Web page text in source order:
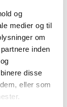
og
medier og til
om
inden
disse
eller som
kan
Ditte
Frost.